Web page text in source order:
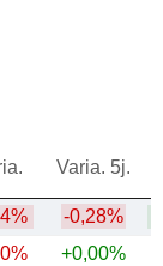
Varia. 5j.
-0,28%
+0,00%